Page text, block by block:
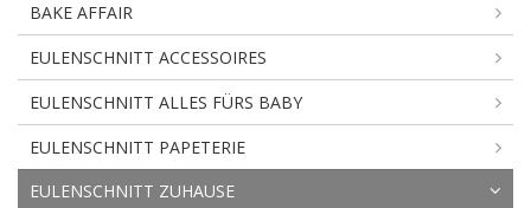
BAKE AFFAIR
EULENSCHNITT ACCESSOIRES
EULENSCHNITT ALLES FÜRS BABY
EULENSCHNITT PAPETERIE
EULENSCHNITT ZUHAUSE